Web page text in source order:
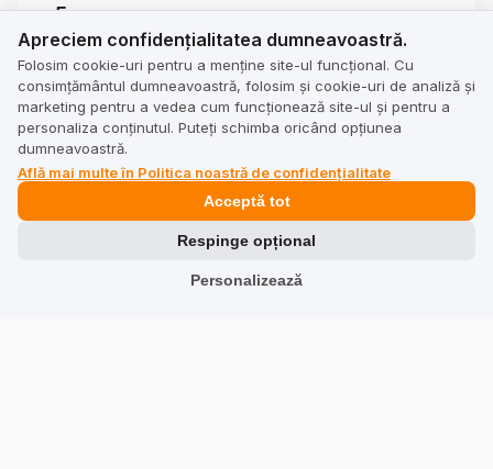
Arată originalul
5
🔥🔥🔥
6/8/2026
0
0
Apreciem confidențialitatea dumneavoastră.
Folosim cookie-uri pentru a menține site-ul funcțional. Cu
consimțământul dumneavoastră, folosim și cookie-uri de analiză și
marketing pentru a vedea cum funcționează site-ul și pentru a
personaliza conținutul. Puteți schimba oricând opțiunea
dumneavoastră.
Află mai multe în Politica noastră de confidențialitate
Personalizează
Respinge opțional
Acceptă tot